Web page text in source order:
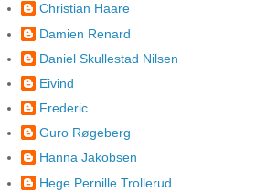
Christian Haare
Damien Renard
Daniel Skullestad Nilsen
Eivind
Frederic
Guro Røgeberg
Hanna Jakobsen
Hege Pernille Trollerud